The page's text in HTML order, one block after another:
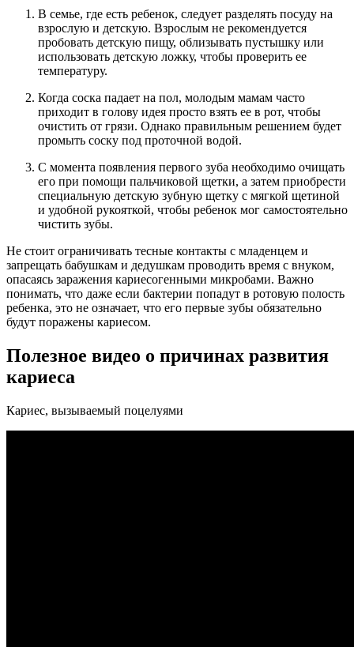
В семье, где есть ребенок, следует разделять посуду на
взрослую и детскую. Взрослым не рекомендуется
пробовать детскую пищу, облизывать пустышку или
использовать детскую ложку, чтобы проверить ее
температуру.
Когда соска падает на пол, молодым мамам часто
приходит в голову идея просто взять ее в рот, чтобы
очистить от грязи. Однако правильным решением будет
промыть соску под проточной водой.
С момента появления первого зуба необходимо очищать
его при помощи пальчиковой щетки, а затем приобрести
специальную детскую зубную щетку с мягкой щетиной
и удобной рукояткой, чтобы ребенок мог самостоятельно
чистить зубы.
Не стоит ограничивать тесные контакты с младенцем и
запрещать бабушкам и дедушкам проводить время с внуком,
опасаясь заражения кариесогенными микробами. Важно
понимать, что даже если бактерии попадут в ротовую полость
ребенка, это не означает, что его первые зубы обязательно
будут поражены кариесом.
Полезное видео о причинах развития
кариеса
Кариес, вызываемый поцелуями